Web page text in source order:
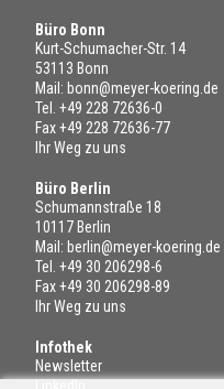
Büro Bonn
Kurt-Schumacher-Str. 14
53113 Bonn
Mail: bonn@meyer-koering.de
Tel. +49 228 72636-0
Fax +49 228 72636-77
Ihr Weg zu uns
Büro Berlin
Schumannstraße 18
10117 Berlin
Mail: berlin@meyer-koering.de
Tel. +49 30 206298-6
Fax +49 30 206298-89
Ihr Weg zu uns
Infothek
Newsletter